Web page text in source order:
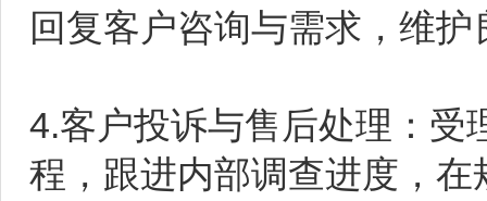
回复客户咨询与需求，维
4.客户投诉与售后处理：受
程，跟进内部调查进度，